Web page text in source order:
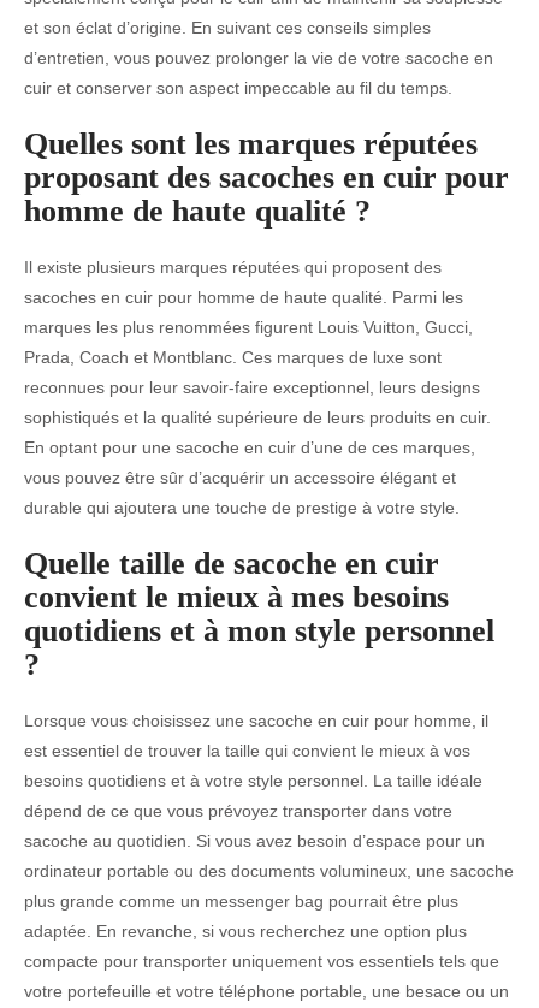
et son éclat d’origine. En suivant ces conseils simples
d’entretien, vous pouvez prolonger la vie de votre sacoche en
cuir et conserver son aspect impeccable au fil du temps.
Quelles sont les marques réputées
proposant des sacoches en cuir pour
homme de haute qualité ?
Il existe plusieurs marques réputées qui proposent des
sacoches en cuir pour homme de haute qualité. Parmi les
marques les plus renommées figurent Louis Vuitton, Gucci,
Prada, Coach et Montblanc. Ces marques de luxe sont
reconnues pour leur savoir-faire exceptionnel, leurs designs
sophistiqués et la qualité supérieure de leurs produits en cuir.
En optant pour une sacoche en cuir d’une de ces marques,
vous pouvez être sûr d’acquérir un accessoire élégant et
durable qui ajoutera une touche de prestige à votre style.
Quelle taille de sacoche en cuir
convient le mieux à mes besoins
quotidiens et à mon style personnel
?
Lorsque vous choisissez une sacoche en cuir pour homme, il
est essentiel de trouver la taille qui convient le mieux à vos
besoins quotidiens et à votre style personnel. La taille idéale
dépend de ce que vous prévoyez transporter dans votre
sacoche au quotidien. Si vous avez besoin d’espace pour un
ordinateur portable ou des documents volumineux, une sacoche
plus grande comme un messenger bag pourrait être plus
adaptée. En revanche, si vous recherchez une option plus
compacte pour transporter uniquement vos essentiels tels que
votre portefeuille et votre téléphone portable, une besace ou un